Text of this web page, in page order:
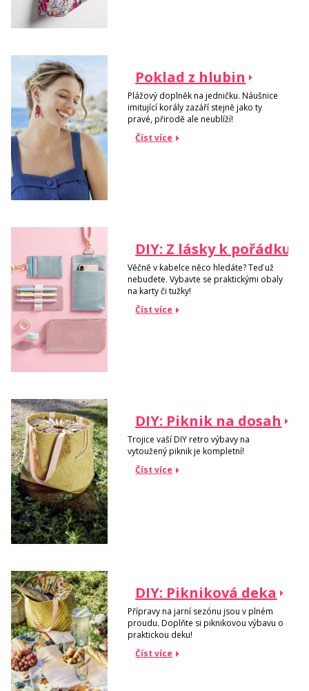
Poklad z hlubin
Plážový doplněk na jedničku. Náušnice
imitující korály zazáří stejně jako ty
pravé, přirodě ale neublíží!
Číst více
DIY: Z lásky k pořádku
Věčně v kabelce něco hledáte? Teď už
nebudete. Vybavte se praktickými obaly
na karty či tužky!
Číst více
DIY: Piknik na dosah
Trojice vaší DIY retro výbavy na
vytoužený piknik je kompletní!
Číst více
DIY: Pikniková deka
Přípravy na jarní sezónu jsou v plném
proudu. Doplňte si piknikovou výbavu o
praktickou deku!
Číst více